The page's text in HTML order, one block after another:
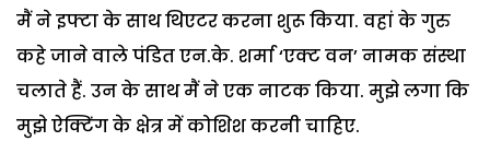
मैं ने इफ्टा के साथ थिएटर करना शुरू किया. वहां के गुरु
कहे जाने वाले पंडित एन.के. शर्मा ‘एक्ट वन’ नामक संस्था
चलाते हैं. उन के साथ मैं ने एक नाटक किया. मुझे लगा कि
मुझे ऐक्टिंग के क्षेत्र में कोशिश करनी चाहिए.